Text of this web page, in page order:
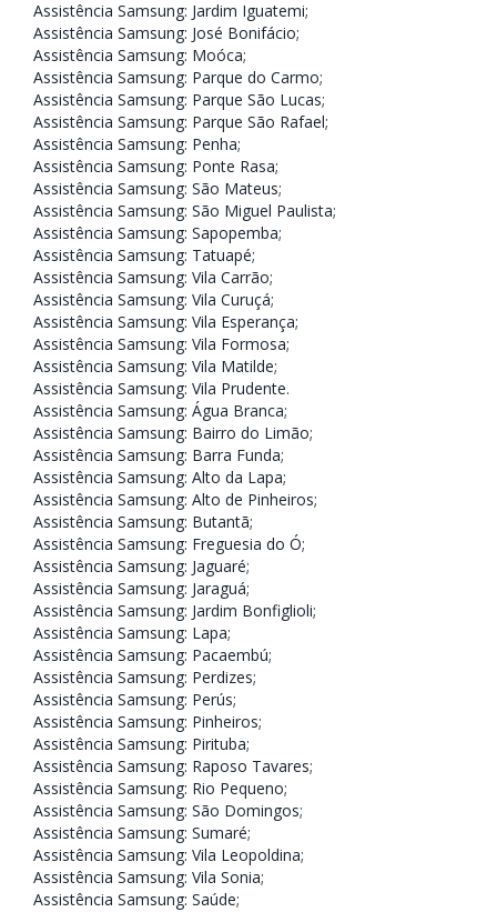
Assistência Samsung: Jardim Iguatemi;
Assistência Samsung: José Bonifácio;
Assistência Samsung: Moóca;
Assistência Samsung: Parque do Carmo;
Assistência Samsung: Parque São Lucas;
Assistência Samsung: Parque São Rafael;
Assistência Samsung: Penha;
Assistência Samsung: Ponte Rasa;
Assistência Samsung: São Mateus;
Assistência Samsung: São Miguel Paulista;
Assistência Samsung: Sapopemba;
Assistência Samsung: Tatuapé;
Assistência Samsung: Vila Carrão;
Assistência Samsung: Vila Curuçá;
Assistência Samsung: Vila Esperança;
Assistência Samsung: Vila Formosa;
Assistência Samsung: Vila Matilde;
Assistência Samsung: Vila Prudente.
Assistência Samsung: Água Branca;
Assistência Samsung: Bairro do Limão;
Assistência Samsung: Barra Funda;
Assistência Samsung: Alto da Lapa;
Assistência Samsung: Alto de Pinheiros;
Assistência Samsung: Butantã;
Assistência Samsung: Freguesia do Ó;
Assistência Samsung: Jaguaré;
Assistência Samsung: Jaraguá;
Assistência Samsung: Jardim Bonfiglioli;
Assistência Samsung: Lapa;
Assistência Samsung: Pacaembú;
Assistência Samsung: Perdizes;
Assistência Samsung: Perús;
Assistência Samsung: Pinheiros;
Assistência Samsung: Pirituba;
Assistência Samsung: Raposo Tavares;
Assistência Samsung: Rio Pequeno;
Assistência Samsung: São Domingos;
Assistência Samsung: Sumaré;
Assistência Samsung: Vila Leopoldina;
Assistência Samsung: Vila Sonia;
Assistência Samsung: Saúde;